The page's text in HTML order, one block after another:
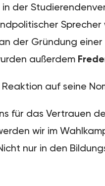
in der
Sprecher
der Gründung
außerdem
auf seine
für das Vertrauen
wir im
nur in den